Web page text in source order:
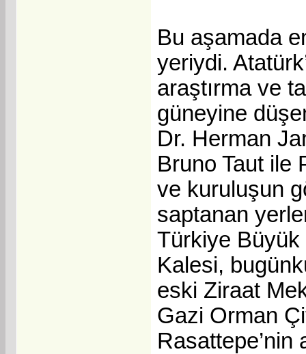
Bu aşamada
yeriydi.
araştırma ve
güneyine
Dr. Herman
Bruno Taut ile
ve kuruluşun
saptanan
Türkiye Büyük
Kalesi,
eski Ziraat
Gazi Orman
Rasattepe’nin